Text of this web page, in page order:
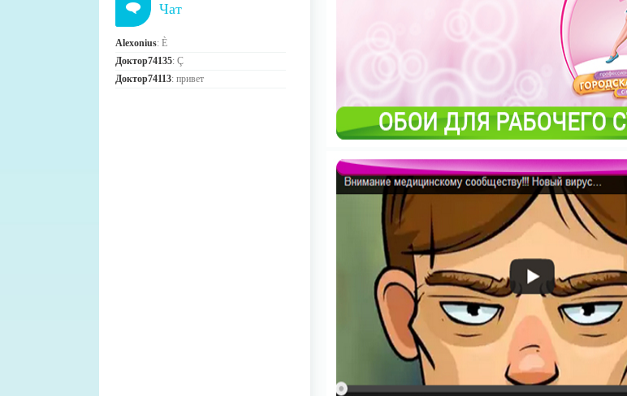
Чат
Alexonius: È
Доктор74135: Ç
Доктор74113: привет